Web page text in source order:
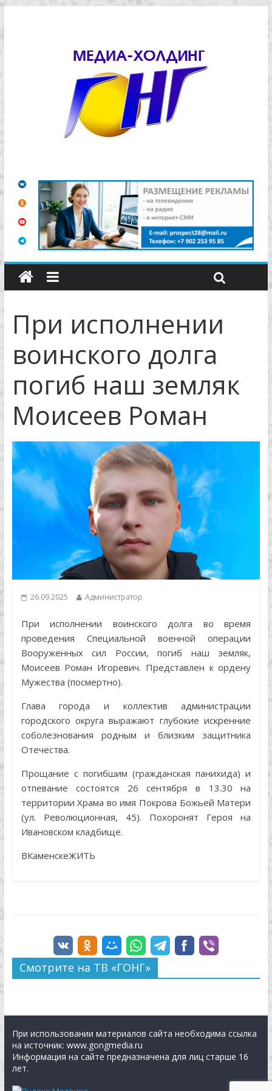
При исполнении
воинского долга
погиб наш земляк
Моисеев Роман
26.09.2025 Администратор
При исполнении воинского долга во время
проведения Специальной военной операции
Вооруженных сил России, погиб наш земляк,
Моисеев Роман Игоревич. Представлен к ордену
Мужества (посмертно).
Глава города и коллектив администрации
городского округа выражают глубокие искренние
соболезнования родным и близким защитника
Отечества.
Прощание с погибшим (гражданская панихида) и
отпевание состоятся 26 сентября в 13.30 на
территории Храма во имя Покрова Божьей Матери
(ул. Революционная, 45). Похоронят Героя на
Ивановском кладбище.
ВКаменскеЖИТЬ
Смотрите на ТВ «ГОНГ»
При использовании материалов сайта необходима ссылка
на источник: www.gongmedia.ru
Информация на сайте предназначена для лиц старше 16
лет.